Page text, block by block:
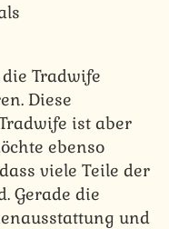
Tradwife
Diese
ist aber
ebenso
viele Teile der
Gerade die
und